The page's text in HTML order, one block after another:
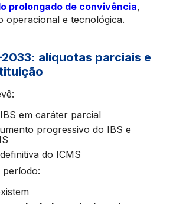
prolongado de convivência,
operacional e tecnológica.
alíquotas parciais e
em caráter parcial
progressivo do IBS e
do ICMS
período: